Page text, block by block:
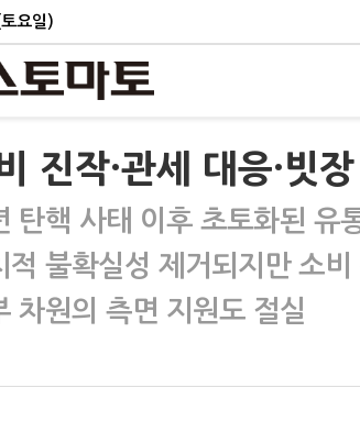
요일)
진작·관세 대응·빗
탄핵 사태 이후 초토화된 유
적 불확실성 제거되지만 소
차원의 측면 지원도 절실